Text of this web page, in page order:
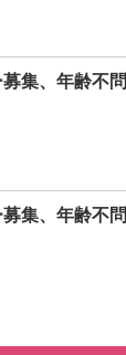
集、年齢不問
集、年齢不問